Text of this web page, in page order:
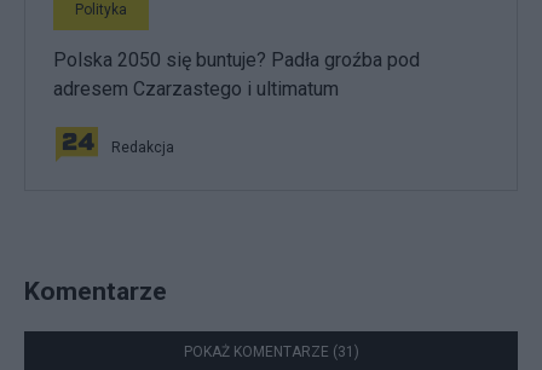
Polityka
Polska 2050 się buntuje? Padła groźba pod
adresem Czarzastego i ultimatum
Redakcja
Komentarze
POKAŻ KOMENTARZE (31)